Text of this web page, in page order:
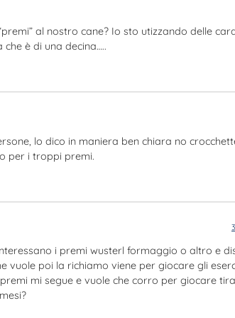
al nostro cane? Io sto utizzando delle
è di una decina…..
lo dico in maniera ben chiara no
per i troppi premi.
i premi wusterl formaggio o altro e
poi la richiamo viene per giocare gli
mi segue e vuole che corro per giocare